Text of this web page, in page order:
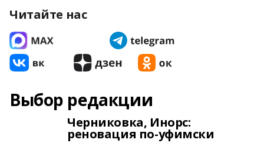
Читайте нас
Выбор редакции
Черниковка, Инорс:
реновация по-уфимски